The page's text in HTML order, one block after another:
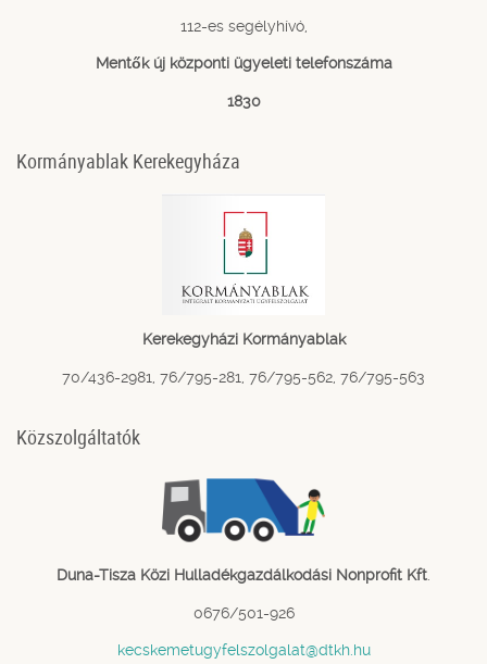
112-es segélyhívó,
Mentők új központi ügyeleti telefonszáma
1830
Kormányablak Kerekegyháza
Kerekegyházi Kormányablak
70/436-2981, 76/795-281, 76/795-562, 76/795-563
Közszolgáltatók
Duna-Tisza Közi Hulladékgazdálkodási Nonprofit Kft
0676/501-926
kecskemetugyfelszolgalat@dtkh.hu